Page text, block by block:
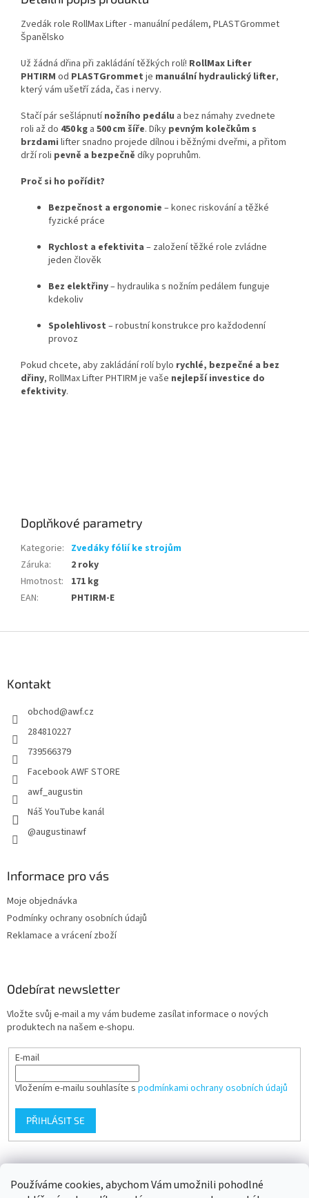
Používáme cookies, abychom Vám umožnili pohodlné
Zvedák role RollMax Lifter - manuální pedálem, PLASTGrommet
Španělsko
Už žádná dřina při zakládání těžkých rolí! RollMax Lifter
PHTIRM od PLASTGrommet je manuální hydraulický lifter,
který vám ušetří záda, čas i nervy.
Stačí pár sešlápnutínožního pedálu a bez námahy zvednete
roli až do 450 kg a 500 cm šíře. Díky pevným kolečkům s
brzdami lifter snadno projede dílnou i běžnými dveřmi, a přitom
drží roli pevně a bezpečně díky popruhům.
Proč si ho pořídit?
Bezpečnost a ergonomie – konec riskování a těžké
fyzické práce
Rychlost a efektivita – založení těžké role zvládne
jeden člověk
Bez elektřiny– hydraulika s nožním pedálem funguje
kdekoliv
Spolehlivost – robustní konstrukce pro každodenní
provoz
Pokud chcete, aby zakládání rolí bylo rychlé, bezpečné a bez
dřiny, RollMax Lifter PHTIRM je vaše nejlepší investice do
efektivity.
Doplňkové parametry
Kategorie: Zvedáky fólií ke strojům
Záruka:
2 roky
Hmotnost:
171 kg
EAN: PHTIRM-E
Kontakt
obchod@awf.cz
284810227
739566379
Facebook AWF STORE
awf_augustin
Náš YouTube kanál
@augustinawf
Informace pro vás
Moje objednávka
Podmínky ochrany osobních údajů
Reklamace a vrácení zboží
Odebírat newsletter
Vložte svůj e-mail a my vám budeme zasílat informace o nových
produktech na našem e-shopu.
E-mail
Vložením e-mailu souhlasíte s podmínkami ochrany osobních údajů
PŘIHLÁSIT SE